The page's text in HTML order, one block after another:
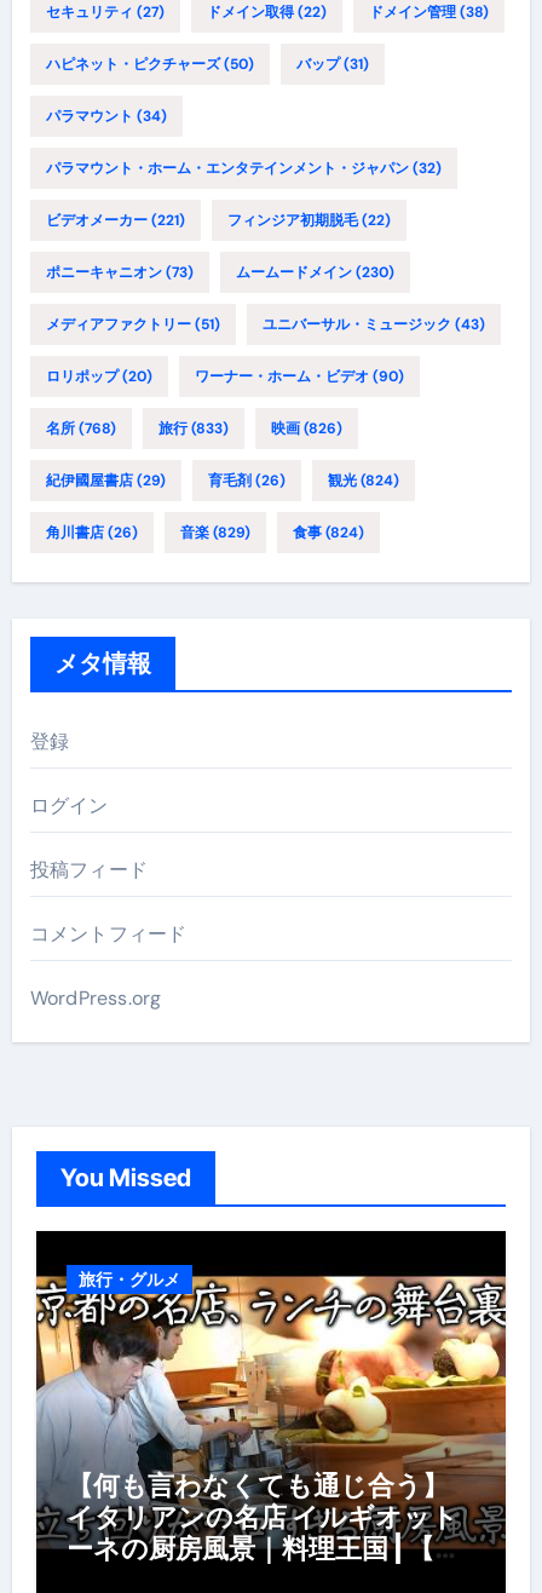
セキュリティ (27) ドメイン取得(22) ドメイン管理(38)
ハピネット・ピクチャーズ(50) バップ(31)
パラマウント (34)
パラマウント・ホーム・エンタテインメント・ジャパン(32)
ビデオメーカー(221) フィンジア初期脱毛(22)
ポニーキャニオン(73) ムームードメイン(230)
メディアファクトリー(51) ユニバーサル・ミュージック (43)
ロリポップ(20) ワーナー・ホーム・ビデオ (90)
名所(768) 旅行(833) 映画(826)
紀伊國屋書店(29) 育毛剤(26) 観光(824)
角川書店(26) 音楽(829) 食事(824)
メタ情報
登録
ログイン
投稿フィード
コメントフィード
WordPress.org
You Missed
旅行・グルメ
【何も言わなくても通じ合う】
イタリアンの名店 イルギオット
ーネの厨房風景｜料理王国 | 【厨